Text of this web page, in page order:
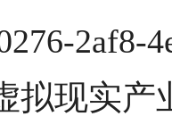
拟现实产